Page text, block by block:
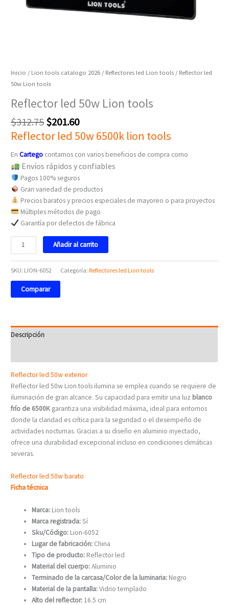
Inicio / Lion tools catalogo 2026 / Reflectores led Lion tools / Reflector led
50w Lion tools
Reflector led 50w Lion tools
$312.75$201.60
Reflector led 50w 6500k lion tools
EnCartego contamos con varios beneficios de compra como
Envíos rápidos y confiables
Pagos 100% seguros
Gran variedad de productos
Precios baratos y precios especiales de mayoreo o para proyectos
Múltiples métodos de pago
Garantía por defectos de fábrica
Añadir al carrito
SKU: LION-6052 Categoría:Reflectores led Lion tools
Comparar
Descripción
Reflector led 50w exterior
Reflector led 50w Lion tools ilumina se emplea cuando se requiere de
iluminación de gran alcance. Su capacidad para emitir una luz blanco
frío de 6500K garantiza una visibilidad máxima, ideal para entornos
donde la claridad es crítica para la seguridad o el desempeño de
actividades nocturnas. Gracias a su diseño en aluminio inyectado,
ofrece una durabilidad excepcional incluso en condiciones climáticas
severas.
Reflector led 50w barato
Ficha técnica
Marca: Lion tools
Marca registrada:Sí
Sku/Código: Lion-6052
Lugar de fabricación: China
Tipo de producto: Reflector led
Material del cuerpo:Aluminio
Terminado de la carcasa/Color de la luminaria: Negro
Material de la pantalla:Vidrio templado
Alto del reflector: 16.5 cm